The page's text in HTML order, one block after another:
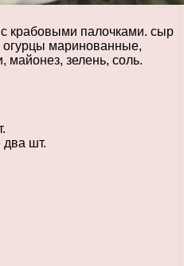
крабовыми палочками. сыр
огурцы маринованные,
майонез, зелень, соль.
шт.